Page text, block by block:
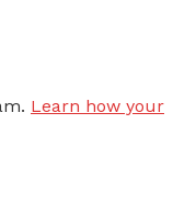
Learn how your